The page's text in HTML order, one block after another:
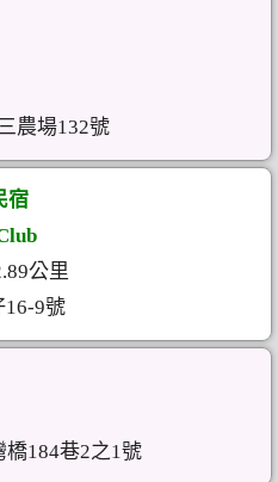
農場132號
宿
公里
16-9號
184巷2之1號